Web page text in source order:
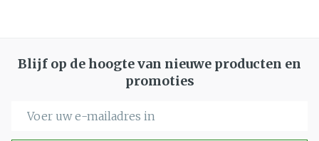
Blijf op de hoogte van nieuwe producten en
promoties